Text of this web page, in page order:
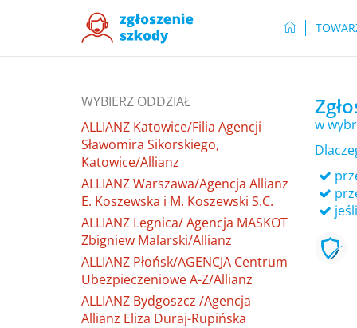
WYBIERZ ODDZIAŁ
ALLIANZ Katowice/Filia Agencji
Sławomira Sikorskiego,
Katowice/Allianz
ALLIANZ Warszawa/Agencja Allianz
E. Koszewska i M. Koszewski S.C.
ALLIANZ Legnica/ Agencja MASKOT
Zbigniew Malarski/Allianz
ALLIANZ Płońsk/AGENCJA Centrum
Ubezpieczeniowe A-Z/Allianz
ALLIANZ Bydgoszcz /Agencja
Allianz Eliza Duraj-Rupińska
w